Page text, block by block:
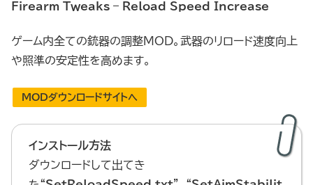
Firearm Tweaks – Reload Speed Increase
ゲーム内全ての銃器の調整MOD。武器のリロード速度向上
や照準の安定性を高めます。
MODダウンロードサイトへ
インストール方法
ダウンロードして出てき